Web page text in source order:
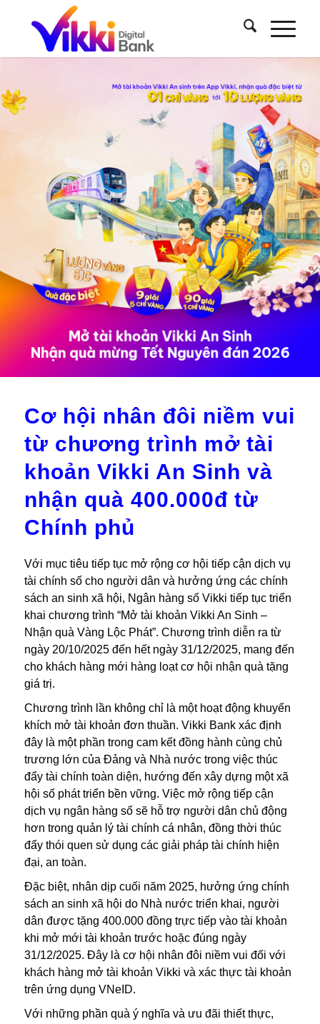
Cơ hội nhân đôi niềm vui
từ chương trình mở tài
khoản Vikki An Sinh và
nhận quà 400.000đ từ
Chính phủ
Với mục tiêu tiếp tục mở rộng cơ hội tiếp cận dịch vụ
tài chính số cho người dân và hưởng ứng các chính
sách an sinh xã hội, Ngân hàng số Vikki tiếp tục triển
khai chương trình “Mở tài khoản Vikki An Sinh –
Nhận quà Vàng Lộc Phát”. Chương trình diễn ra từ
ngày 20/10/2025 đến hết ngày 31/12/2025, mang đến
cho khách hàng mới hàng loạt cơ hội nhận quà tặng
giá trị.
Chương trình lần không chỉ là một hoạt động khuyến
khích mở tài khoản đơn thuần. Vikki Bank xác định
đây là một phần trong cam kết đồng hành cùng chủ
trương lớn của Đảng và Nhà nước trong việc thúc
đẩy tài chính toàn diện, hướng đến xây dựng một xã
hội số phát triển bền vững. Việc mở rộng tiếp cận
dịch vụ ngân hàng số sẽ hỗ trợ người dân chủ động
hơn trong quản lý tài chính cá nhân, đồng thời thúc
đẩy thói quen sử dụng các giải pháp tài chính hiện
đại, an toàn.
Đặc biệt, nhân dịp cuối năm 2025, hưởng ứng chính
sách an sinh xã hội do Nhà nước triển khai, người
dân được tặng 400.000 đồng trực tiếp vào tài khoản
khi mở mới tài khoản trước hoặc đúng ngày
31/12/2025. Đây là cơ hội nhân đôi niềm vui đối với
khách hàng mở tài khoản Vikki và xác thực tài khoản
trên ứng dụng VNeID.
Với những phần quà ý nghĩa và ưu đãi thiết thực,